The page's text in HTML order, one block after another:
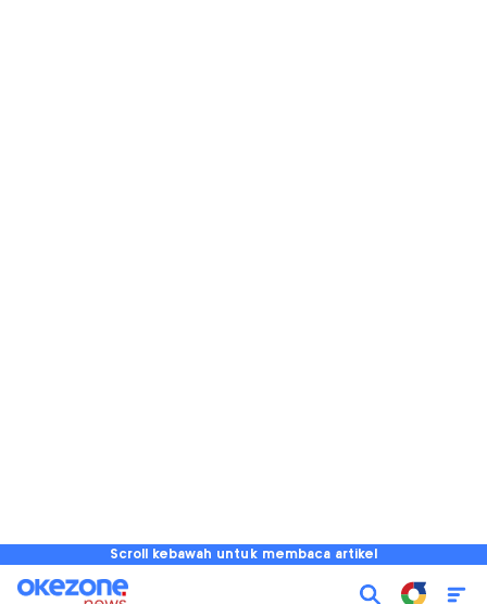
Scroll kebawah untuk membaca artikel